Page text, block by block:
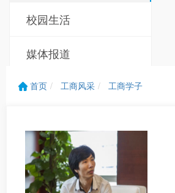
校园生活
媒体报道
新生宝典
首页 工商风采 工商学子